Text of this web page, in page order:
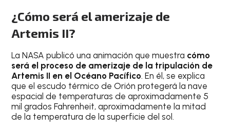
¿Cómo será el amerizaje de
Artemis II?
La NASA publicó una animación que muestra cómo
será el proceso de amerizaje de la tripulación de
Artemis II en el Océano Pacífico. En él, se explica
que el escudo térmico de Orión protegerá la nave
espacial de temperaturas de aproximadamente 5
mil grados Fahrenheit, aproximadamente la mitad
de la temperatura de la superficie del sol.